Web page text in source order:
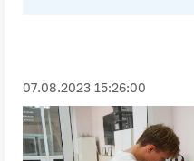
07.08.2023 15:26:00